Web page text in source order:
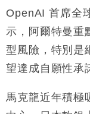
東京半島
13:12
國際｜特
12:30
財經｜香
手
11:40
財經｜黑
Google晶
OpenAI 首席全
示，阿爾特曼重
型風險，特別是
望達成自願性承
馬克龍近年積極